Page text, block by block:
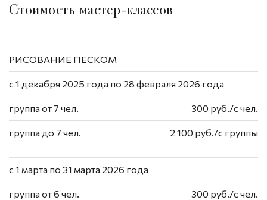
Стоимость мастер-классов
РИСОВАНИЕ ПЕСКОМ
с 1 декабря 2025 года по 28 февраля 2026 года
группа от 7 чел. 300 руб./с чел.
группа до 7 чел. 2 100 руб./с группы
с 1 марта по 31 марта 2026 года
группа от 6 чел. 300 руб./с чел.